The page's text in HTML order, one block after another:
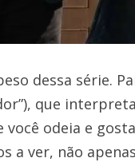
dessa série.
que
você odeia e
a ver, não